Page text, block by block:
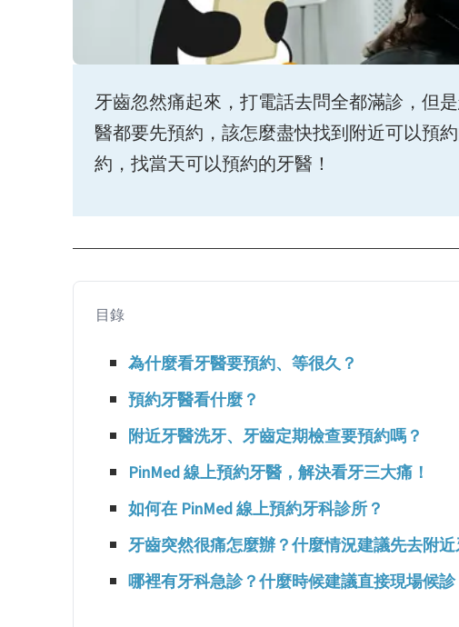
牙齒忽然痛起來，打電話去問全都滿診，但
醫都要先預約，該怎麼盡快找到附近可以預
約，找當天可以預約的牙醫！
目錄
為什麼看牙醫要預約、等很久？
預約牙醫看什麼？
附近牙醫洗牙、牙齒定期檢查要預約嗎？
PinMed 線上預約牙醫，解決看牙三大痛！
如何在 PinMed 線上預約牙科診所？
牙齒突然很痛怎麼辦？什麼情況建議先去附近
哪裡有牙科急診？什麼時候建議直接現場候診